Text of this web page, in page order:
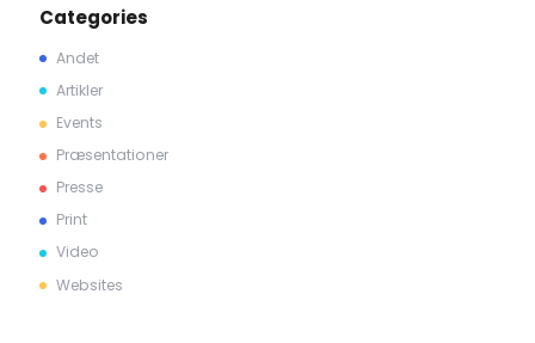
Categories
Andet
Artikler
Events
Præsentationer
Presse
Print
Video
Websites